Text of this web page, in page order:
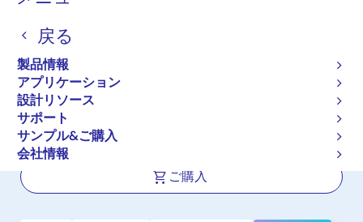
戻る
製品情報
アプリケーション
設計リソース
サポート
サンプル&ご購入
会社情報
く
ず
PS2506-1
アクティブ
AC 入力対応，ダーリントン出力 マル
チフォトカプラ・シリーズ
ご購入